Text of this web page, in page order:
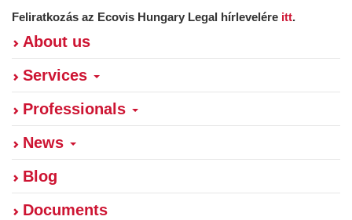
Feliratkozás az Ecovis Hungary Legal hírlevelére itt.
About us
Services
Professionals
News
Blog
Documents